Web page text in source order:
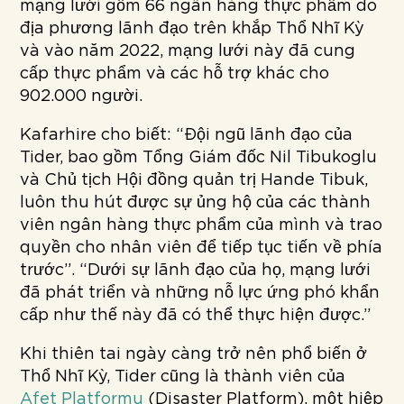
mạng lưới gồm 66 ngân hàng thực phẩm do
địa phương lãnh đạo trên khắp Thổ Nhĩ Kỳ
và vào năm 2022, mạng lưới này đã cung
cấp thực phẩm và các hỗ trợ khác cho
902.000 người.
Kafarhire cho biết: “Đội ngũ lãnh đạo của
Tider, bao gồm Tổng Giám đốc Nil Tibukoglu
và Chủ tịch Hội đồng quản trị Hande Tibuk,
luôn thu hút được sự ủng hộ của các thành
viên ngân hàng thực phẩm của mình và trao
quyền cho nhân viên để tiếp tục tiến về phía
trước”. “Dưới sự lãnh đạo của họ, mạng lưới
đã phát triển và những nỗ lực ứng phó khẩn
cấp như thế này đã có thể thực hiện được.”
Khi thiên tai ngày càng trở nên phổ biến ở
Thổ Nhĩ Kỳ, Tider cũng là thành viên của
Afet Platformu (Disaster Platform), một hiệp